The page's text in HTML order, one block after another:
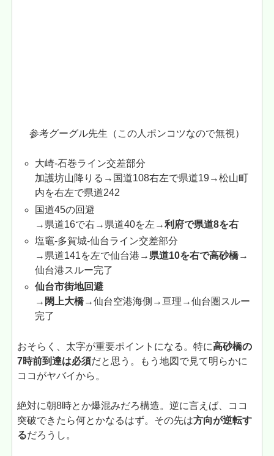
参考グーグル先生（この人ポンコツなので無視）
大崎-石巻ライン交差部分
加護坊山降りる→国道108右左で県道19→松山町
内を右左で県道242
国道45の回避
→県道16で右→県道40を左→利府で県道8を右
塩竈-多賀城-仙台ライン交差部分
→県道141を左で仙台港→ 県道10を右で高砂橋→
仙台港スルー完了
仙台市街地回避
→閖上大橋→仙台空港海側→亘理→仙台圏スルー
完了
おそらく、太字が重要ポイントになる。特に高砂橋の
7時前到達は必須だと思う。もう地図で見て明らかに
ココがヤバイから。
絶対に朝8時とか爆混みだろ構造。逆に言えば、ココ
突破できたら何とかなるはず。その先は方向が逆転す
るだろうし。